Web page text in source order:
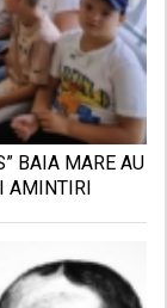
BAIA MARE AU
AMINTIRI